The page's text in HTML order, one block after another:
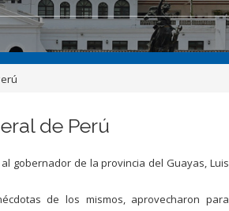
de Perú
gobernador de la provincia del Guayas, Luis
de los mismos, aprovecharon para